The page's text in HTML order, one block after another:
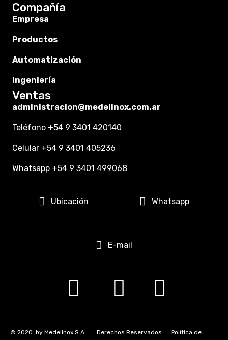
Compañía
Empresa
Productos
Automatización
Ingeniería
Ventas
administracion@medelinox.com.ar
Teléfono +54 9 3401 420140
Celular +54 9 3401 405236
Whatsapp +54 9 3401 499068
Ubicación Whatsapp
E-mail
© 2020 by Medelinox S.A. ∙ Derechos Reservados ∙ Política de